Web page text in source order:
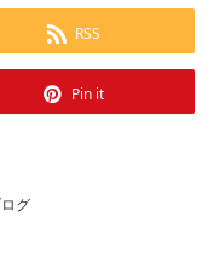
RSS
Pin it
グ